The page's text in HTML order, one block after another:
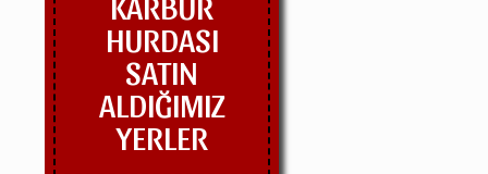
HURDASI
SATIN
ALDIĞIMIZ
YERLER